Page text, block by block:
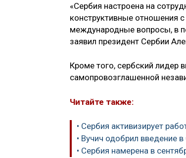
«Сербия настроена на
конструктивные отношения
международные вопросы, в
заявил президент Сербии
Кроме того, сербский лидер
самопровозглашенной
Читайте также:
• Сербия активизирует
• Вучич одобрил введение
• Сербия намерена в